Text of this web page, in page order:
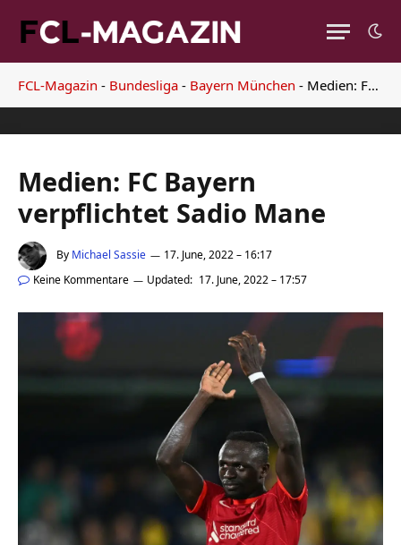
FCL-Magazin - Bundesliga - Bayern München - Medien: FC Bayern verpflichtet Sadio Mane
Medien: FC Bayern
verpflichtet Sadio Mane
By Michael Sassie
17. June, 2022 – 16:17
Keine Kommentare
Updated: 17. June, 2022 – 17:57